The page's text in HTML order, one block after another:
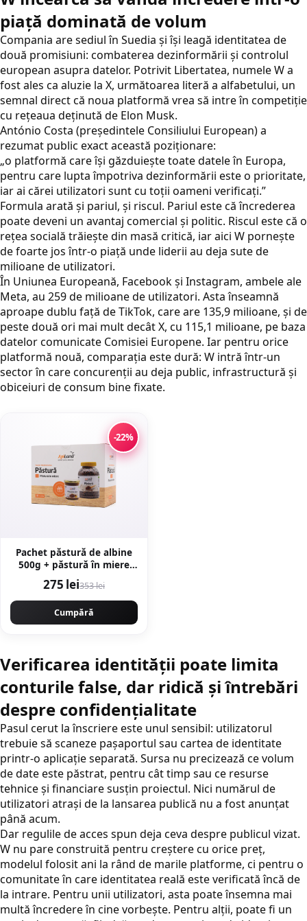
piață dominată de volum
Compania are sediul în Suedia și își leagă identitatea de
două promisiuni: combaterea dezinformării și controlul
european asupra datelor. Potrivit Libertatea, numele W a
fost ales ca aluzie la X, următoarea literă a alfabetului, un
semnal direct că noua platformă vrea să intre în competiție
cu rețeaua deținută de Elon Musk.
António Costa (președintele Consiliului European) a
rezumat public exact această poziționare:
„o platformă care își găzduiește toate datele în Europa,
pentru care lupta împotriva dezinformării este o prioritate,
iar ai cărei utilizatori sunt cu toții oameni verificați.”
Formula arată și pariul, și riscul. Pariul este că încrederea
poate deveni un avantaj comercial și politic. Riscul este că o
rețea socială trăiește din masă critică, iar aici W pornește
de foarte jos într-o piață unde liderii au deja sute de
milioane de utilizatori.
În Uniunea Europeană, Facebook și Instagram, ambele ale
Meta, au 259 de milioane de utilizatori. Asta înseamnă
aproape dublu față deTikTok, care are 135,9 milioane, și de
peste două ori mai mult decât X, cu 115,1 milioane, pe baza
datelor comunicate Comisiei Europene. Iar pentru orice
platformă nouă, comparația este dură: W intră într-un
sector în care concurenții au deja public, infrastructură și
obiceiuri de consum bine fixate.
-22%
Pachet păstură de albine
500g + păstură în miere
200g - pentru ficat, sistem
imunitar, digestie - Default
Title
275 lei353 lei
Cumpără
Verificarea identității poate limita
conturile false, dar ridică și întrebări
despre confidențialitate
Pasul cerut la înscriere este unul sensibil: utilizatorul
trebuie să scaneze pașaportul sau cartea de identitate
printr-o aplicație separată. Sursa nu precizează ce volum
de date este păstrat, pentru cât timp sau ce resurse
tehnice și financiare susțin proiectul. Nici numărul de
utilizatori atrași de la lansarea publică nu a fost anunțat
până acum.
Dar regulile de acces spun deja ceva despre publicul vizat.
W nu pare construită pentru creștere cu orice preț,
modelul folosit ani la rând de marile platforme, ci pentru o
comunitate în care identitatea reală este verificată încă de
la intrare. Pentru unii utilizatori, asta poate însemna mai
multă încredere în cine vorbește. Pentru alții, poate fi un